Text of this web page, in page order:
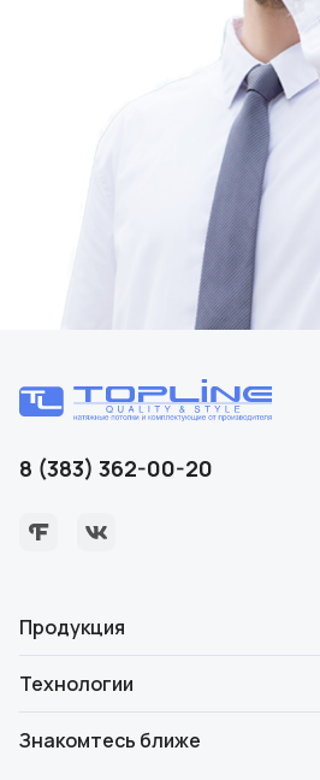
8 (383) 362-00-20
Продукция
Технологии
Знакомтесь ближе